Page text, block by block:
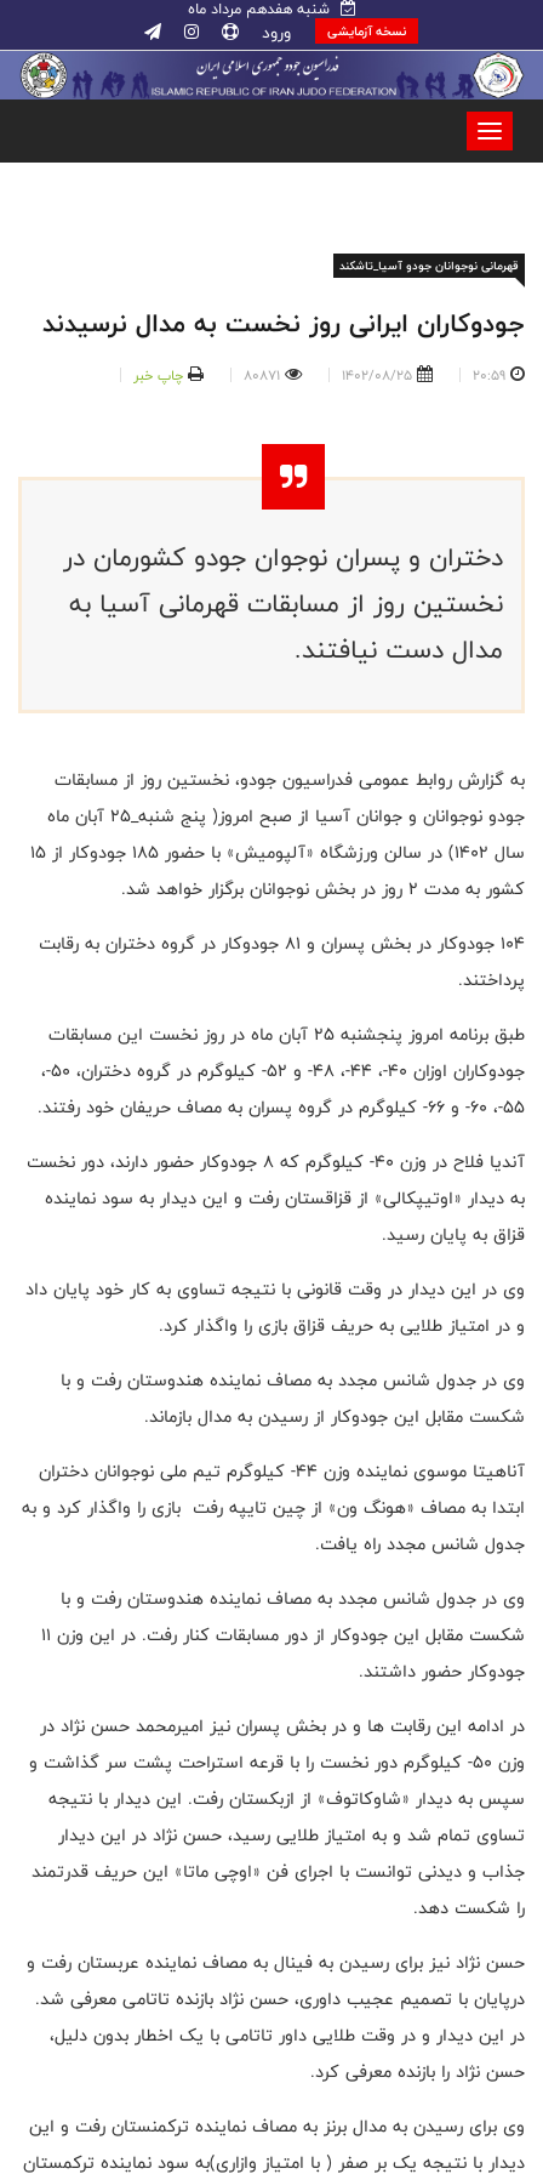
شنبه هفدهم مرداد ماه
نسخه آزمایشی ورود
قهرمانی نوجوانان جودو آسیا_تاشکند
جودوکاران ایرانی روز نخست به مدال نرسیدند
20:59
1402/08/25
80871 چاپ خبر
دختران و پسران نوجوان جودو کشورمان در
نخستین روز از مسابقات قهرمانی آسیا به
مدال دست نیافتند.
به گزارش روابط عمومی فدراسیون جودو، نخستین روز از مسابقات
جودو نوجوانان و جوانان آسیا از صبح امروز( پنج شنبه_۲۵ آبان ماه
سال ۱۴۰۲) در سالن ورزشگاه «آلپومیش» با حضور ۱۸۵ جودوکار از ۱۵
کشور به مدت ۲ روز در بخش نوجوانان برگزار خواهد شد.
۱۰۴ جودوکار در بخش پسران و ۸۱ جودوکار در گروه دختران به رقابت
پرداختند.
طبق برنامه امروز پنجشنبه ۲۵ آبان ماه در روز نخست این مسابقات
جودوکاران اوزان ۴۰-، ۴۴-، ۴۸- و ۵۲- کیلوگرم در گروه دختران، ۵۰-،
۵۵-، ۶۰- و ۶۶- کیلوگرم در گروه پسران به مصاف حریفان خود رفتند.
آندیا فلاح در وزن ۴۰- کیلوگرم که ۸ جودوکار حضور دارند، دور نخست
به دیدار «اوتیپکالی» از قزاقستان رفت و این دیدار به سود نماینده
قزاق به پایان رسید.
وی در این دیدار در وقت قانونی با نتیجه تساوی به کار خود پایان داد
و در امتیاز طلایی به حریف قزاق بازی را واگذار کرد.
وی در جدول شانس مجدد به مصاف نماینده هندوستان رفت و با
شکست مقابل این جودوکار از رسیدن به مدال بازماند.
آناهیتا موسوی نماینده وزن ۴۴- کیلوگرم تیم ملی نوجوانان دختران
ابتدا به مصاف «هونگ ون» از چین تایپه رفت ‌ بازی را واگذار کرد و به
جدول شانس مجدد راه یافت.‎
وی در جدول شانس مجدد به مصاف نماینده هندوستان رفت و با
شکست مقابل این جودوکار از دور مسابقات کنار رفت. در این وزن ۱۱
جودوکار حضور داشتند.
در ادامه این رقابت ها و در بخش پسران نیز امیرمحمد حسن نژاد در
وزن ۵۰- کیلوگرم دور نخست را با قرعه استراحت پشت سر گذاشت و
سپس به دیدار «شاوکاتوف» از ازبکستان رفت. این دیدار با نتیجه
تساوی تمام شد و به امتیاز طلایی رسید، حسن نژاد در این دیدار
جذاب و دیدنی توانست با اجرای فن «اوچی ماتا» این حریف قدرتمند
را شکست دهد.
حسن نژاد نیز برای رسیدن به فینال به مصاف نماینده عربستان رفت و
درپایان با تصمیم عجیب داوری، حسن نژاد بازنده تاتامی معرفی شد.
در این دیدار و در وقت طلایی داور تاتامی با یک اخطار بدون دلیل،
حسن نژاد را بازنده معرفی کرد.
وی برای رسیدن به مدال برنز به مصاف نماینده ترکمنستان رفت و این
دیدار با نتیجه یک بر صفر ( با امتیاز وازاری)به سود نماینده ترکمستان